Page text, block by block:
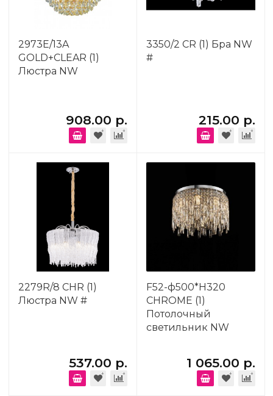
2973E/13A
GOLD+CLEAR (1)
Люстра NW
908.00 р.
3350/2 CR (1) Бра NW
#
215.00 р.
2279R/8 CHR (1)
Люстра NW #
537.00 р.
F52-ф500*H320
CHROME (1)
Потолочный
светильник NW
1 065.00 р.